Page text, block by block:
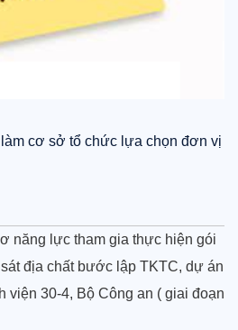
cơ sở tổ chức lựa chọn đơn vị
năng lực tham gia thực hiện gói
địa chất bước lập TKTC, dự án
viện 30-4, Bộ Công an ( giai đoạn